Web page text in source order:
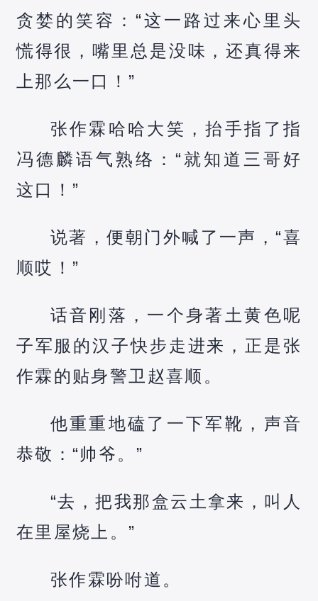
贪婪的笑容：“这一路过来心里头
慌得很，嘴里总是没味，还真得来
上那么一口！”
张作霖哈哈大笑，抬手指了指
冯德麟语气熟络：“就知道三哥好
这口！”
说著，便朝门外喊了一声，“喜
顺哎！”
话音刚落，一个身著土黄色呢
子军服的汉子快步走进来，正是张
作霖的贴身警卫赵喜顺。
他重重地磕了一下军靴，声音
恭敬：“帅爷。”
“去，把我那盒云土拿来，叫人
在里屋烧上。”
张作霖吩咐道。